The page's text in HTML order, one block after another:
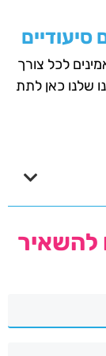
סיעודיים
לכל צורך
שלנו כאן לתת
להשאיר